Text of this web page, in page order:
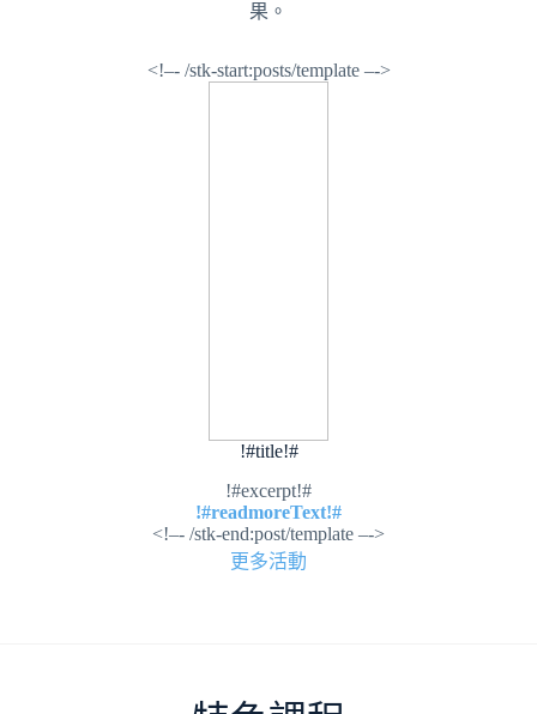
果。
<!–- /stk-start:posts/template –->
!#title!#
!#excerpt!#
!#readmoreText!#
<!–- /stk-end:post/template –->
更多活動